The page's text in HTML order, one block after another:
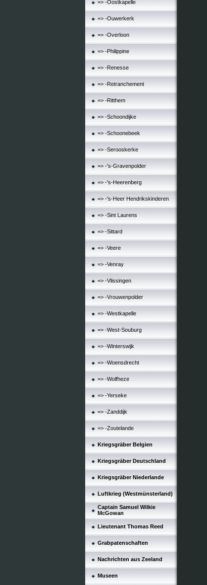
=> -Oostkapelle
=> -Ouwerkerk
=> -Overloon
=> -Philippine
=> -Renesse
=> -Retranchement
=> -Ritthem
=> -Schoondijke
=> -Schoonebeek
=> -Serooskerke
=> -'s-Gravenpolder
=> -'s-Heerenberg
=> -'s-Heer Hendrikskinderen
=> -Sint Laurens
=> -Sittard
=> -Veere
=> -Venray
=> -Vlissingen
=> -Vrouwenpolder
=> -Westkapelle
=> -West-Souburg
=> -Winterswijk
=> -Woensdrecht
=> -Wolfheze
=> -Yerseke
=> -Zanddijk
=> -Zoutelande
Kriegsgräber Belgien
Kriegsgräber Deutschland
Kriegsgräber Niederlande
Luftkrieg (Westmünsterland)
Captain Samuel Wilkie
McGowan
Lieutenant Thomas Reed
Grabpatenschaften
Nachrichten aus Zeeland
Museen